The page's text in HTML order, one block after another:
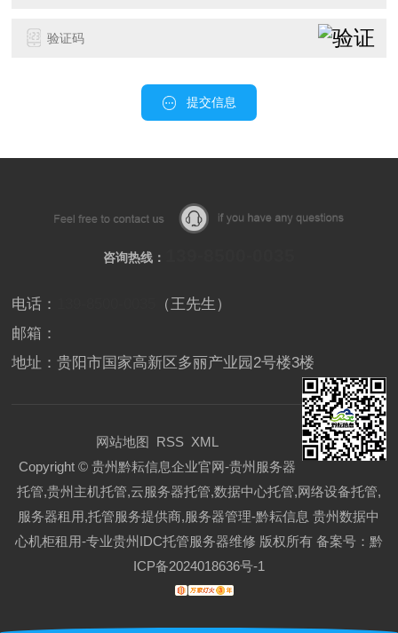
提交信息
咨询热线：
电话：
（王先生）
邮箱：
地址：贵阳市国家高新区多丽产业园2号楼3楼
网站地图 RSS XML
Copyright © 贵州黔耘信息企业官网-贵州服务器
托管,贵州主机托管,云服务器托管,数据中心托管,网络设备托管,
服务器租用,托管服务提供商,服务器管理-黔耘信息 贵州数据中
心机柜租用-专业贵州IDC托管服务器维修 版权所有 备案号： 黔
ICP备2024018636号-1